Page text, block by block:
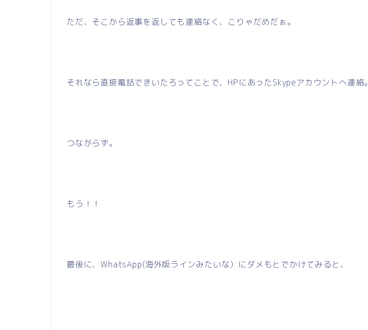
ただ、そこから返事を返しても連絡なく、こりゃだめだぁ。
それなら直接電話できいたろってことで、HPにあったSkypeアカウントへ連絡。
つながらず。
もう！！
最後に、WhatsApp(海外版ラインみたいな）にダメもとでかけてみると、